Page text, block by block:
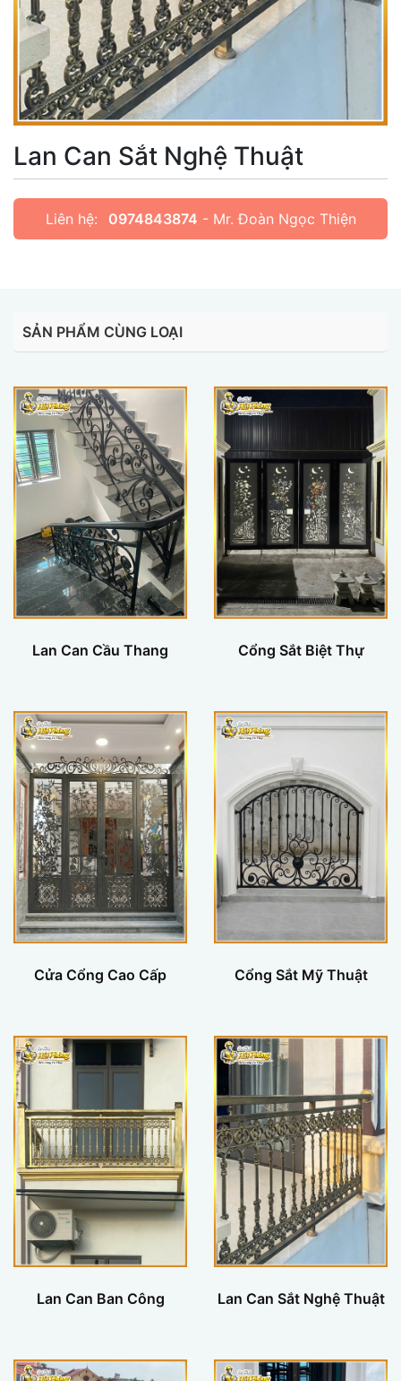
Lan Can Sắt Nghệ Thuật
Liên hệ: 0974843874 - Mr. Đoàn Ngọc Thiện
SẢN PHẨM CÙNG LOẠI
Lan Can Cầu Thang Cổng Sắt Biệt Thự
Cửa Cổng Cao Cấp Cổng Sắt Mỹ Thuật
Lan Can Ban Công Lan Can Sắt Nghệ Thuật